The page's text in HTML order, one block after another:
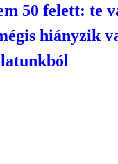
50 felett: te
hiányzik